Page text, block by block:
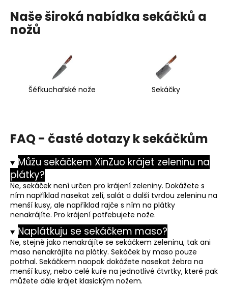
Naše široká nabídka sekáčků a
nožů
Šéfkuchařské nože Sekáčky
FAQ - časté dotazy k sekáčkům
Můžu sekáčkem XinZuo krájet zeleninu na
plátky?
Ne, sekáček není určen pro krájení zeleniny. Dokážete s
ním například nasekat zelí, salát a další tvrdou zeleninu na
menší kusy, ale například rajče s ním na plátky
nenakrájíte. Pro krájení potřebujete nože.
Naplátkuju se sekáčkem maso?
Ne, stejně jako nenakrájíte se sekáčkem zeleninu, tak ani
maso nenakrájíte na plátky. Sekáček by maso pouze
potrhal. Sekáčkem naopak dokážete nasekat žebra na
menší kusy, nebo celé kuře na jednotlivé čtvrtky, které pak
můžete dále krájet klasickým nožem.